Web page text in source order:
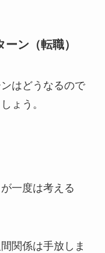
ン（転職）
はどうなるので
ょう。
一度は考える
関係は手放しま